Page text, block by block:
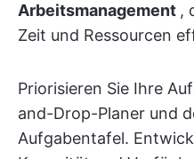
Arbeitsmanagement ,
Zeit und Ressourcen
Priorisieren Sie Ihre
and-Drop-Planer und
Aufgabentafel.